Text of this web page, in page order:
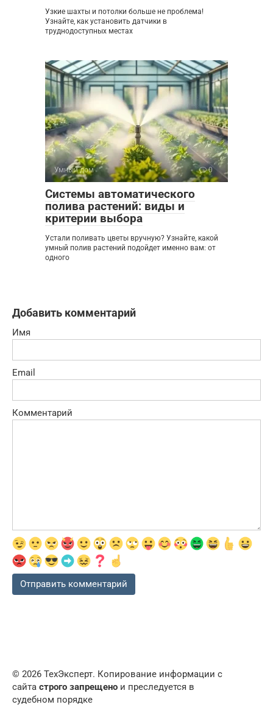
Узкие шахты и потолки больше не проблема!
Узнайте, как установить датчики в
труднодоступных местах
Умный дом 0
Системы автоматического
полива растений: виды и
критерии выбора
Устали поливать цветы вручную? Узнайте, какой
умный полив растений подойдет именно вам: от
одного
Добавить комментарий
Имя
Email
Комментарий
© 2026 ТехЭксперт. Копирование информации с
сайта строго запрещено и преследуется в
судебном порядке